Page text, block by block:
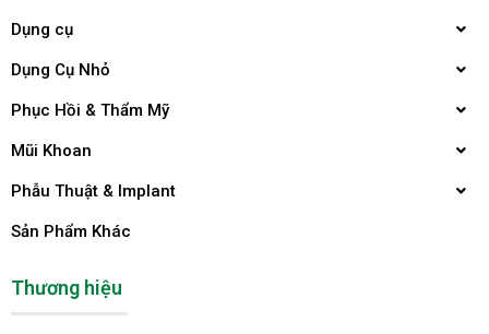
Dụng cụ
Dụng Cụ Nhỏ
Phục Hồi & Thẩm Mỹ
Mũi Khoan
Phẫu Thuật & Implant
Sản Phẩm Khác
Thương hiệu